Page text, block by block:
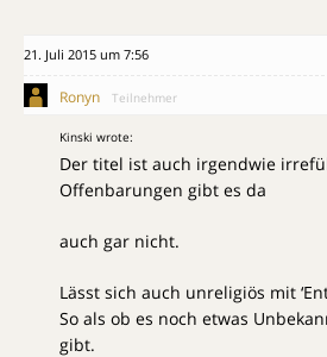
21. Juli 2015 um 7:56
Ronyn Teilnehmer
Kinski wrote:
Der titel ist auch irgendwie
Offenbarungen gibt es da
auch gar nicht.
Lässt sich auch unreligiös mit
So als ob es noch etwas
gibt.